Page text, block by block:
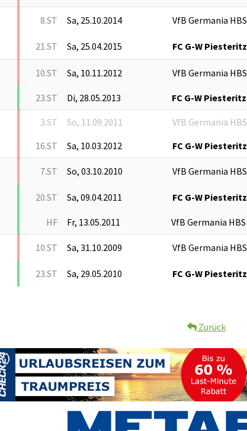
8.ST Sa, 25.10.2014 VfB Germania HBS
21.ST Sa, 25.04.2015 FC G-W Piesteritz
10.ST Sa, 10.11.2012 VfB Germania HBS
23.ST Di, 28.05.2013 FC G-W Piesteritz
3.ST So, 11.09.2011 VfB Germania HBS
16.ST
Sa, 10.03.2012 FC G-W Piesteritz
7.ST So, 03.10.2010 VfB Germania HBS
20.ST Sa, 09.04.2011 FC G-W Piesteritz
HF Fr, 13.05.2011 VfB Germania HBS
10.ST Sa, 31.10.2009 VfB Germania HBS
23.ST Sa, 29.05.2010 FC G-W Piesteritz
Zurück